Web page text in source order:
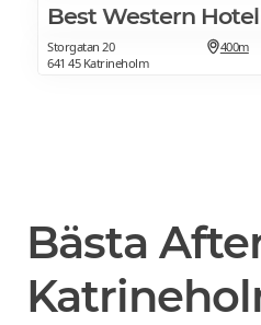
Storgatan 20
641 45 Katrineholm
400m
Bästa